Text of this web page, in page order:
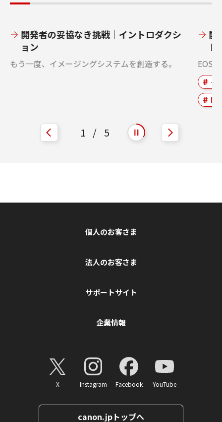
開発者の妥協なき挑戦｜イントロダクシ
ョン
もう一度、イメージングシステムを創造する。
開
EOS
イ
開
1 / 5 自動再生を開始
自動再生を停止
個人のお客さま
法人のお客さま
サポートサイト
企業情報
X Instagram Facebook YouTube
canon.jpトップへ